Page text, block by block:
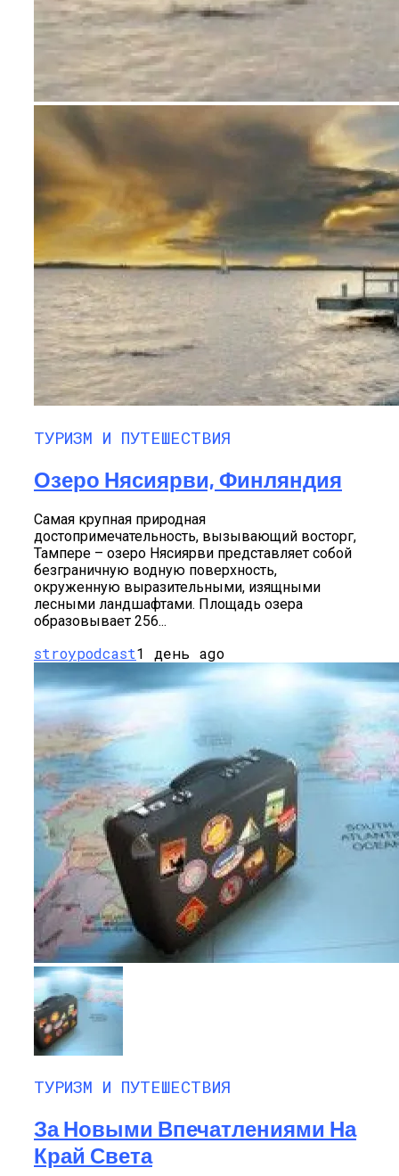
ТУРИЗМ И ПУТЕШЕСТВИЯ
Озеро Нясиярви, Финляндия
Самая крупная природная
достопримечательность, вызывающий восторг,
Тампере – озеро Нясиярви представляет собой
безграничную водную поверхность,
окруженную выразительными, изящными
лесными ландшафтами. Площадь озера
образовывает 256...
stroypodcast1 день ago
ТУРИЗМ И ПУТЕШЕСТВИЯ
За Новыми Впечатлениями На
Край Света